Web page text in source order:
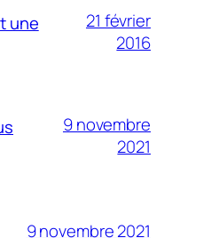
une
21 février
2016
9 novembre
2021
9 novembre 2021